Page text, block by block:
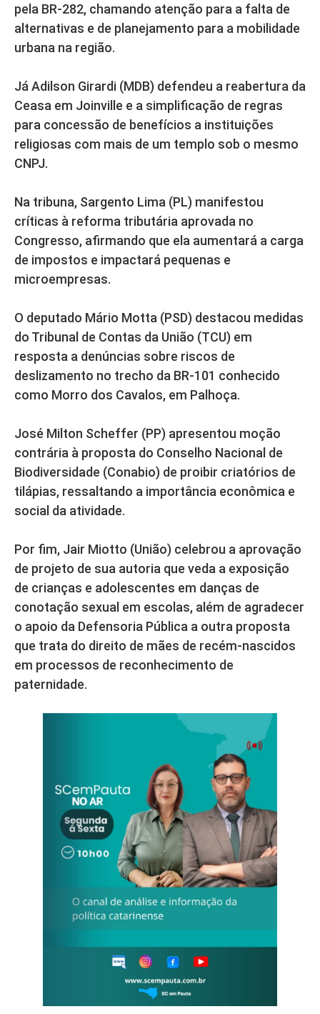
pela BR-282, chamando atenção para a falta de
alternativas e de planejamento para a mobilidade
urbana na região.
Já Adilson Girardi (MDB) defendeu a reabertura da
Ceasa em Joinville e a simplificação de regras
para concessão de benefícios a instituições
religiosas com mais de um templo sob o mesmo
CNPJ.
Na tribuna, Sargento Lima (PL) manifestou
críticas à reforma tributária aprovada no
Congresso, afirmando que ela aumentará a carga
de impostos e impactará pequenas e
microempresas.
O deputado Mário Motta (PSD) destacou medidas
do Tribunal de Contas da União (TCU) em
resposta a denúncias sobre riscos de
deslizamento no trecho da BR-101 conhecido
como Morro dos Cavalos, em Palhoça.
José Milton Scheffer (PP) apresentou moção
contrária à proposta do Conselho Nacional de
Biodiversidade (Conabio) de proibir criatórios de
tilápias, ressaltando a importância econômica e
social da atividade.
Por fim, Jair Miotto (União) celebrou a aprovação
de projeto de sua autoria que veda a exposição
de crianças e adolescentes em danças de
conotação sexual em escolas, além de agradecer
o apoio da Defensoria Pública a outra proposta
que trata do direito de mães de recém-nascidos
em processos de reconhecimento de
paternidade.